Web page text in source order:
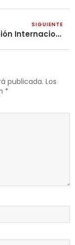
SIGUIENTE
Declaración Internacional Conjunta de los Marxistas Leninistas Maoístas – 1° de Mayo 2021
publicada. Los
*